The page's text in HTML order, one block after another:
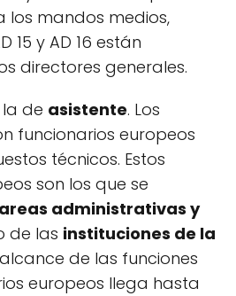
los mandos medios,
15 y AD 16 están
directores generales.
de asistente. Los
funcionarios europeos
técnicos. Estos
son los que se
administrativas y
de las instituciones de la
alcance de las funciones
europeos llega hasta